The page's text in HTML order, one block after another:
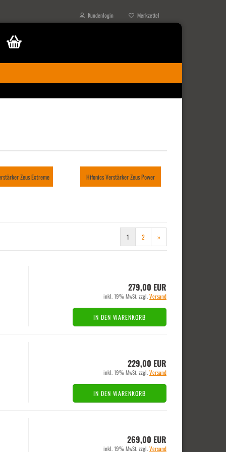
Kundenlogin Merkzettel
Zeus Extreme Hifonics Verstärker Zeus Power
1 2 »
279,00 EUR
inkl. 19% MwSt. zzgl.Versand
IN DEN WARENKORB
229,00 EUR
inkl. 19% MwSt. zzgl.Versand
IN DEN WARENKORB
269,00 EUR
inkl. 19% MwSt. zzgl.Versand